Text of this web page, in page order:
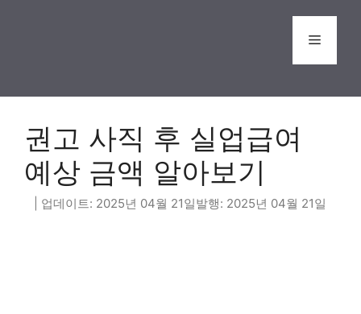
Menu
권고 사직 후 실업급여
예상 금액 알아보기
2025년 04월 21일 2025년 04월 21일